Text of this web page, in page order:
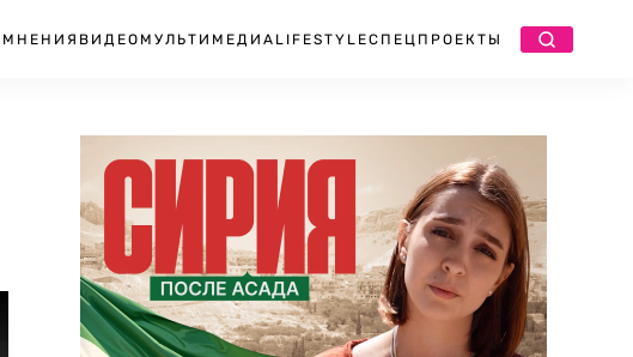
МНЕНИЯ ВИДЕО МУЛЬТИМЕДИА LIFESTYLEСПЕЦПРОЕКТЫ